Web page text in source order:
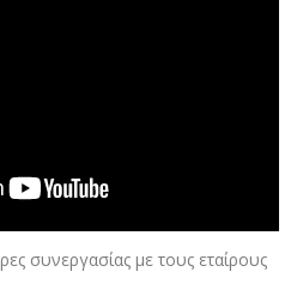
Geek
Νέα
Κινητά-tablets
συνεργασίας με τους εταίρους